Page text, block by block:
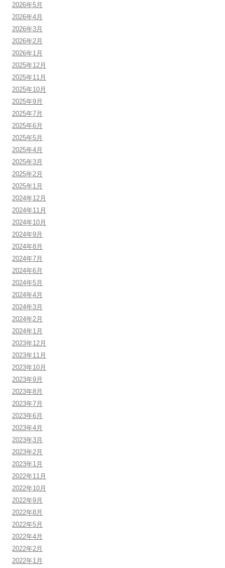
2026年5月
2026年4月
2026年3月
2026年2月
2026年1月
2025年12月
2025年11月
2025年10月
2025年9月
2025年7月
2025年6月
2025年5月
2025年4月
2025年3月
2025年2月
2025年1月
2024年12月
2024年11月
2024年10月
2024年9月
2024年8月
2024年7月
2024年6月
2024年5月
2024年4月
2024年3月
2024年2月
2024年1月
2023年12月
2023年11月
2023年10月
2023年9月
2023年8月
2023年7月
2023年6月
2023年4月
2023年3月
2023年2月
2023年1月
2022年11月
2022年10月
2022年9月
2022年8月
2022年5月
2022年4月
2022年2月
2022年1月